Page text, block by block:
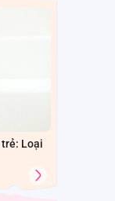
trẻ: Loại